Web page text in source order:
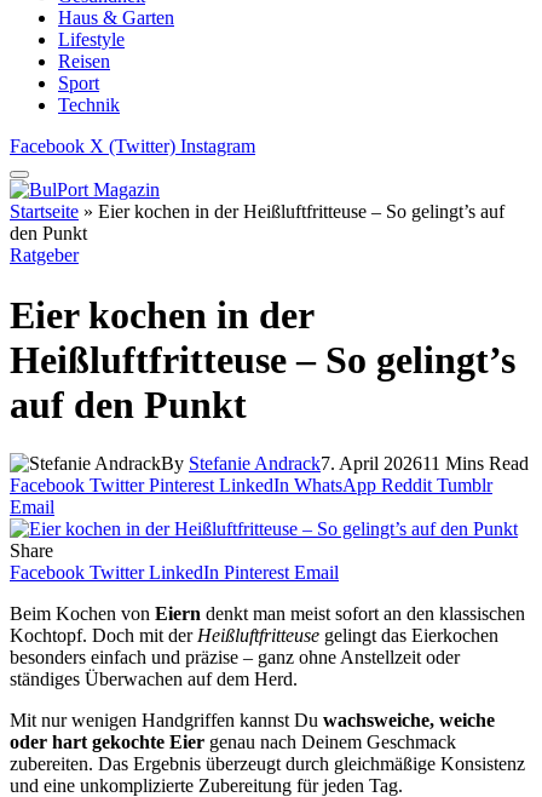
Haus & Garten
Lifestyle
Reisen
Sport
Technik
Facebook X (Twitter) Instagram
Startseite » Eier kochen in der Heißluftfritteuse – So gelingt’s auf
den Punkt
Ratgeber
Eier kochen in der
Heißluftfritteuse – So gelingt’s
auf den Punkt
By Stefanie Andrack7. April 202611 Mins Read
Facebook Twitter Pinterest LinkedIn WhatsApp Reddit Tumblr
Email
Share
Facebook Twitter LinkedIn Pinterest Email
Beim Kochen von Eiern denkt man meist sofort an den klassischen
Kochtopf. Doch mit der Heißluftfritteuse gelingt das Eierkochen
besonders einfach und präzise – ganz ohne Anstellzeit oder
ständiges Überwachen auf dem Herd.
Mit nur wenigen Handgriffen kannst Du wachsweiche, weiche
oder hart gekochte Eier genau nach Deinem Geschmack
zubereiten. Das Ergebnis überzeugt durch gleichmäßige Konsistenz
und eine unkomplizierte Zubereitung für jeden Tag.